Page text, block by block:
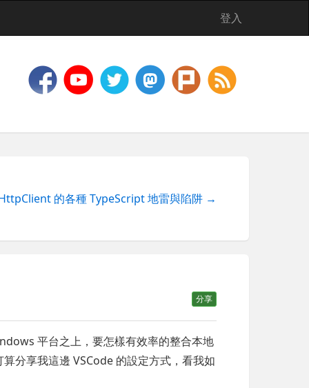
登入
的各種 TypeScript 地雷與陷阱 →
分享
平台之上，要怎樣有效率的整合本地
分享我這邊 VSCode 的設定方式，看我如